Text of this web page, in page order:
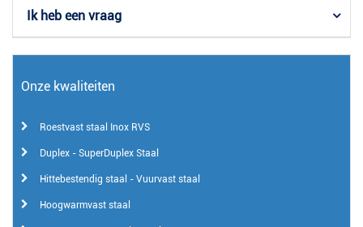
Ik heb een vraag
Onze kwaliteiten
Roestvast staal Inox RVS
Duplex - SuperDuplex Staal
Hittebestendig staal - Vuurvast staal
Hoogwarmvast staal